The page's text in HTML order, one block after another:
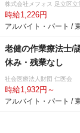
株式会社メフォス 足立区
時給1,226円
アルバイト・パート /
老健の作業療法士/
休み・残業なし
社会医療法人財団 仁医会
時給1,932円～
アルバイト・パート /